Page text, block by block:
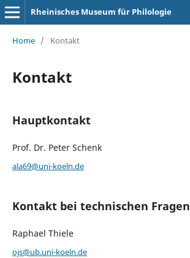
Rheinisches Museum für Philologie
Home / Kontakt
Kontakt
Hauptkontakt
Prof. Dr. Peter Schenk
ala69@uni-koeln.de
Kontakt bei technischen Fragen
Raphael Thiele
ojs@ub.uni-koeln.de